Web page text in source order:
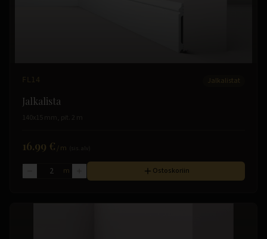
FL14 Jalkalistat
Jalkalista
140x15 mm, pit. 2 m
16.99 € /m
m Ostoskoriin